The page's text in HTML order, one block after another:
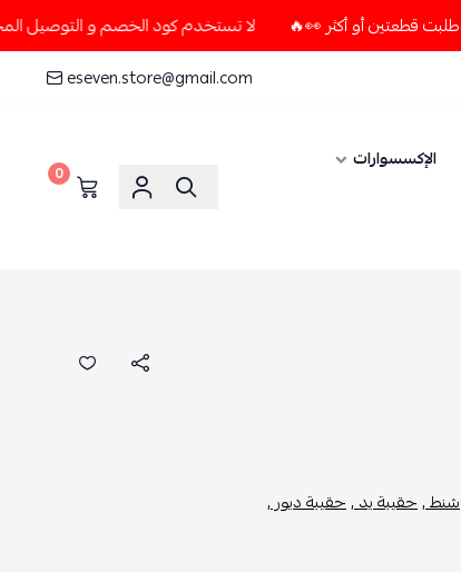
لا تستخدم كود الخصم و التوصيل المجاني " N7 " إلا إذا طلبت قطعتين أو أكثر 👀🔥
eseven.store@gmail.com
الإكسسوارات
0
شنط ,حقيبة يد ,حقيبة ديور ,